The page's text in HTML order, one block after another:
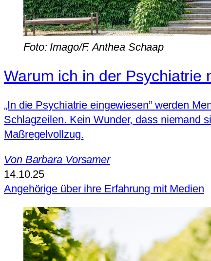
Foto: Imago/F. Anthea Schaap
Warum ich in der Psychiatrie
„In die Psychiatrie eingewiesen” werden
Schlagzeilen. Kein Wunder, dass niemand
Maßregelvollzug.
Von Barbara Vorsamer
14.10.25
Angehörige über ihre Erfahrung mit Medien